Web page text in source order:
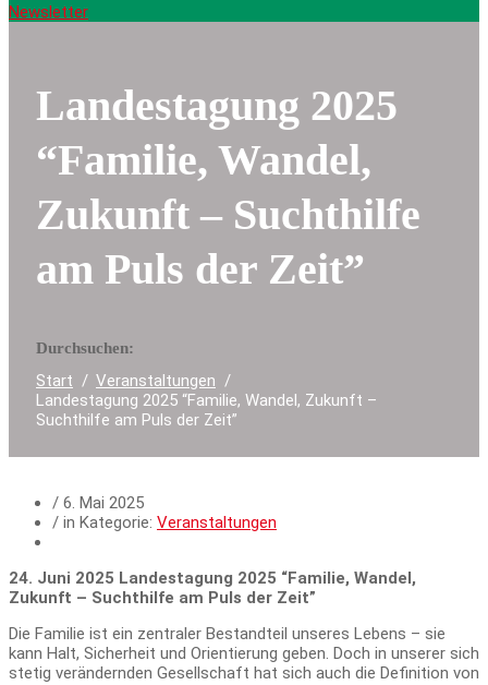
Newsletter
Landestagung 2025
“Familie, Wandel,
Zukunft – Suchthilfe
am Puls der Zeit”
Durchsuchen:
Start
Veranstaltungen
Landestagung 2025 “Familie, Wandel, Zukunft –
Suchthilfe am Puls der Zeit”
/ 6. Mai 2025
/ in Kategorie: Veranstaltungen
24. Juni 2025 Landestagung 2025 “Familie, Wandel,
Zukunft – Suchthilfe am Puls der Zeit”
Die Familie ist ein zentraler Bestandteil unseres Lebens – sie
kann Halt, Sicherheit und Orientierung geben. Doch in unserer sich
stetig verändernden Gesellschaft hat sich auch die Definition von